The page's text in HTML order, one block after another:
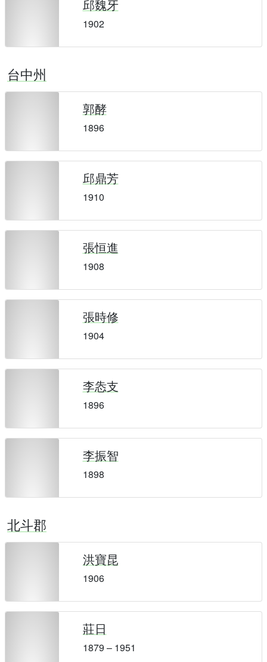
邱魏牙
1902
台中州
郭酵
1896
邱鼎芳
1910
張恒進
1908
張時修
1904
李怣支
1896
李振智
1898
北斗郡
洪寶昆
1906
莊日
1879 – 1951